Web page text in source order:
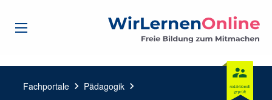
Fachportale chevron_right Pädagogik chevron_right